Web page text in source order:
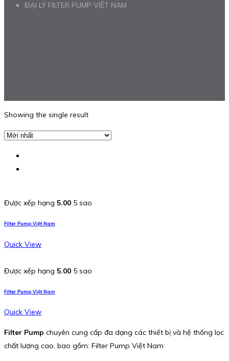
ĐẠI LÝ FILTER PUMP VIỆT NAM
Showing the single result
Được xếp hạng 5.00 5 sao
Filter Pump Việt Nam
Quick View
Được xếp hạng 5.00 5 sao
Filter Pump Việt Nam
Quick View
Filter Pump chuyên cung cấp đa dạng các thiết bị và hệ thống lọc
chất lượng cao, bao gồm: Filter Pump Việt Nam